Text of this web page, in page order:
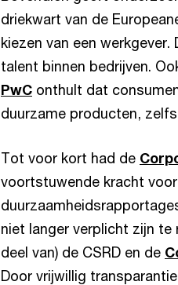
driekwart van de
kiezen van een
talent binnen bedrijven.
PwC onthult dat
duurzame producten,
Tot voor kort had de
voortstuwende kracht
niet langer verplicht zijn te
deel van) de CSRD en de
Door vrijwillig